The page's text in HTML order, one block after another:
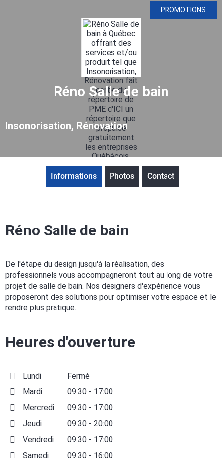
Réno Salle de bain
Insonorisation, Rénovation
PROMOTIONS
Informations Photos Contact
Réno Salle de bain
De l'étape du design jusqu'à la réalisation, des
professionnels vous accompagneront tout au long de votre
projet de salle de bain. Nos designers d'expérience vous
proposeront des solutions pour optimiser votre espace et le
rendre plus pratique.
Heures d'ouverture
Lundi
Fermé
Mardi
09:30 - 17:00
Mercredi
09:30 - 17:00
Jeudi
09:30 - 20:00
Vendredi
09:30 - 17:00
Samedi
09:30 - 16:00